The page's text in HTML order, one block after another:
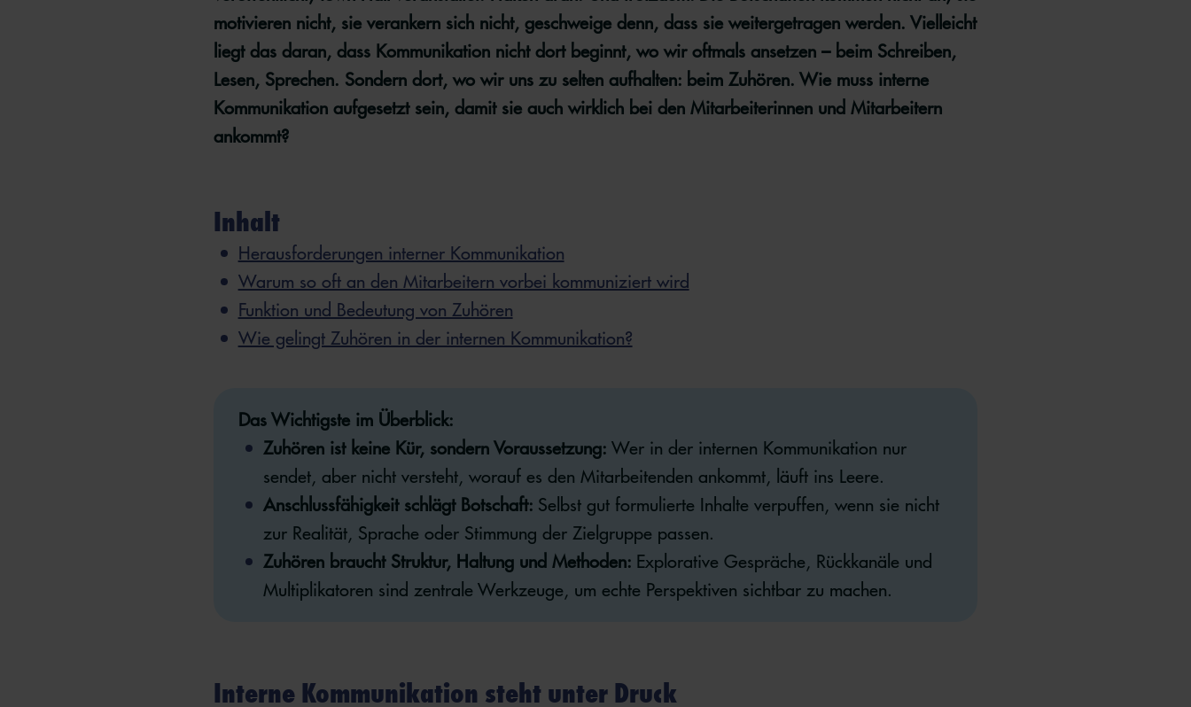
motivieren nicht, sie verankern sich nicht, geschweige denn, dass sie weitergetragen werden. Vielleicht
liegt das daran, dass Kommunikation nicht dort beginnt, wo wir oftmals ansetzen – beim Schreiben,
Lesen, Sprechen. Sondern dort, wo wir uns zu selten aufhalten: beim Zuhören. Wie muss interne
Kommunikation aufgesetzt sein, damit sie auch wirklich bei den Mitarbeiterinnen und Mitarbeitern
ankommt?
Inhalt
Herausforderungen interner Kommunikation
Warum so oft an den Mitarbeitern vorbei kommuniziert wird
Funktion und Bedeutung von Zuhören
Wie gelingt Zuhören in der internen Kommunikation?
Das Wichtigste im Überblick:
Zuhören ist keine Kür, sondern Voraussetzung: Wer in der internen Kommunikation nur
sendet, aber nicht versteht, worauf es den Mitarbeitenden ankommt, läuft ins Leere.
Anschlussfähigkeit schlägt Botschaft: Selbst gut formulierte Inhalte verpuffen, wenn sie nicht
zur Realität, Sprache oder Stimmung der Zielgruppe passen.
Zuhören braucht Struktur, Haltung und Methoden: Explorative Gespräche, Rückkanäle und
Multiplikatoren sind zentrale Werkzeuge, um echte Perspektiven sichtbar zu machen.
Interne Kommunikation steht unter Druck